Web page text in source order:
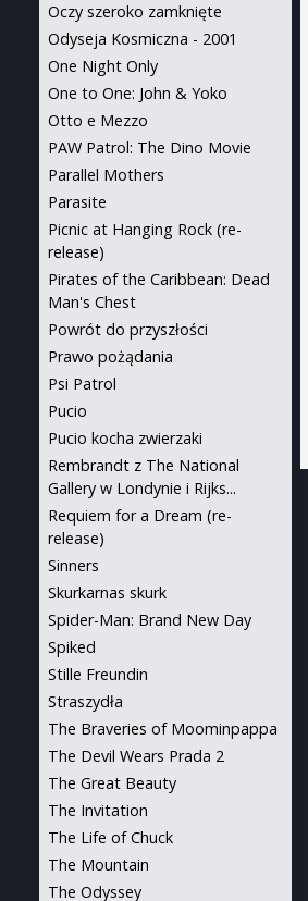
Oczy szeroko zamknięte
Odyseja Kosmiczna - 2001
One Night Only
One to One: John & Yoko
Otto e Mezzo
PAW Patrol: The Dino Movie
Parallel Mothers
Parasite
Picnic at Hanging Rock (re-
release)
Pirates of the Caribbean: Dead
Man's Chest
Powrót do przyszłości
Prawo pożądania
Psi Patrol
Pucio
Pucio kocha zwierzaki
Rembrandt z The National
Gallery w Londynie i Rijks...
Requiem for a Dream (re-
release)
Sinners
Skurkarnas skurk
Spider-Man: Brand New Day
Spiked
Stille Freundin
Straszydła
The Braveries of Moominpappa
The Devil Wears Prada 2
The Great Beauty
The Invitation
The Life of Chuck
The Mountain
The Odyssey